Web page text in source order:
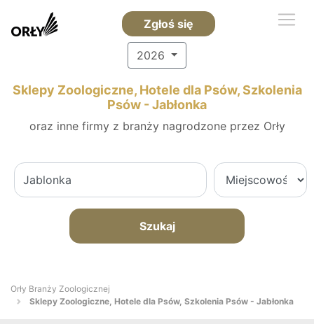
Zgłoś się
2026
Sklepy Zoologiczne, Hotele dla Psów, Szkolenia
Psów - Jabłonka
oraz inne firmy z branży nagrodzone przez Orły
Szukaj
Orły Branży Zoologicznej
Sklepy Zoologiczne, Hotele dla Psów, Szkolenia Psów - Jabłonka